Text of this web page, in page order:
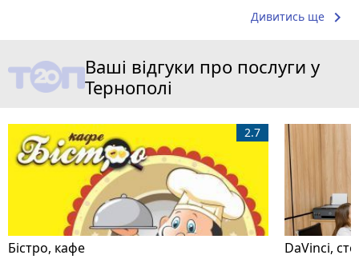
Дивитись ще keyboard_arrow_right
Ваші відгуки про послуги у
Тернополі
Бістро, кафе
2.7
DaVinci,